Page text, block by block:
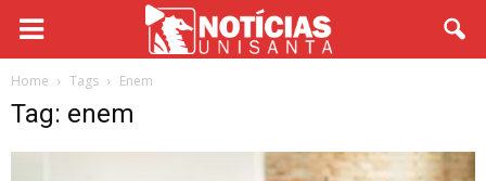
Home Tags Enem
Tag: enem